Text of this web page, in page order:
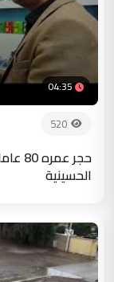
04:35
520
حجر
الحسينية